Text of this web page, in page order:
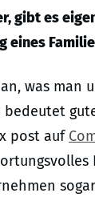
gibt es
eines
was man
post auf